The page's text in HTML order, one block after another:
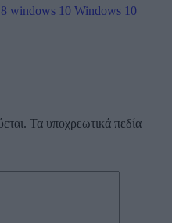
windows 10 Windows 10
Τα υποχρεωτικά πεδία